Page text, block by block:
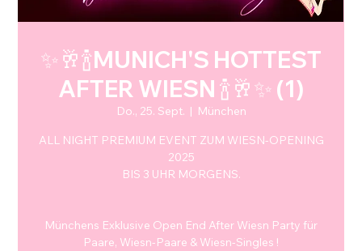
✨🥂🍾MUNICH'S HOTTEST
AFTER WIESN 🍾🥂✨ (1)
Do., 25. Sept.
  |
München
ALL NIGHT PREMIUM EVENT ZUM WIESN-OPENING
2025
BIS 3 UHR MORGENS.
Münchens Exklusive Open End After Wiesn Party für
Paare, Wiesn-Paare & Wiesn-Singles !